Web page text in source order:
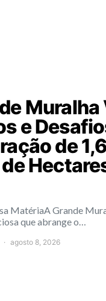
Muralha
e
de
MatériaA Grande
que abrange o…
agosto 8, 2026